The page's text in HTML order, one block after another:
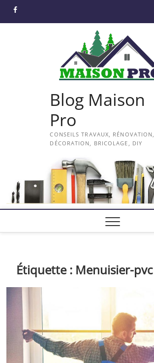
facebook
Blog Maison
Pro
CONSEILS TRAVAUX, RÉNOVATION,
DÉCORATION, BRICOLAGE, DIY
Étiquette : Menuisier-pvc